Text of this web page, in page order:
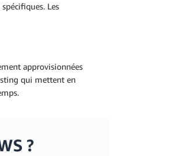
Les
approvisionnées
qui mettent en
?